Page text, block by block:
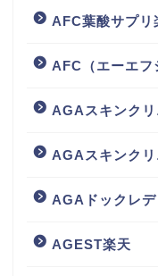
AFC葉酸サプリ
AFC（エーエフ
AGAスキンク
AGAスキンク
AGAドックレ
AGEST楽天